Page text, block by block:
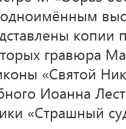
копии
гравюра
«Святой
Иоанна
«Страшный